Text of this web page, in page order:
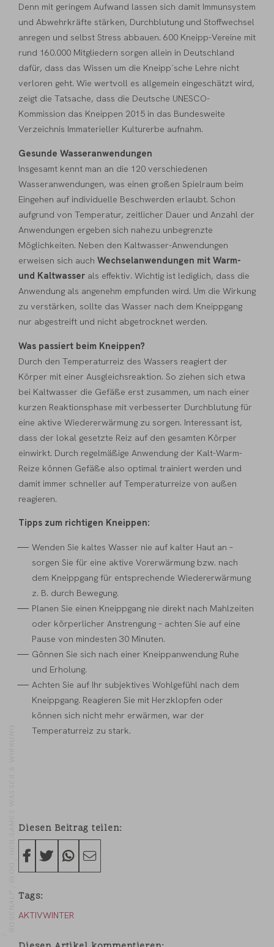
ROSENALP
HEILSAMES WASSER & WIRKUNG
Denn mit geringem Aufwand lassen sich damit Immunsystem
und Abwehrkräfte stärken, Durchblutung und Stoffwechsel
anregen und selbst Stress abbauen. 600 Kneipp-Vereine mit
rund 160.000 Mitgliedern sorgen allein in Deutschland
dafür, dass das Wissen um die Kneipp´sche Lehre nicht
verloren geht. Wie wertvoll es allgemein eingeschätzt wird,
zeigt die Tatsache, dass die Deutsche UNESCO-
Kommission das Kneippen 2015 in das Bundesweite
Verzeichnis Immaterieller Kulturerbe aufnahm.
Gesunde Wasseranwendungen
Insgesamt kennt man an die 120 verschiedenen
Wasseranwendungen, was einen großen Spielraum beim
Eingehen auf individuelle Beschwerden erlaubt. Schon
aufgrund von Temperatur, zeitlicher Dauer und Anzahl der
Anwendungen ergeben sich nahezu unbegrenzte
Möglichkeiten. Neben den Kaltwasser-Anwendungen
erweisen sich auch Wechselanwendungen mit Warm-
und Kaltwasser als effektiv. Wichtig ist lediglich, dass die
Anwendung als angenehm empfunden wird. Um die Wirkung
zu verstärken, sollte das Wasser nach dem Kneippgang
nur abgestreift und nicht abgetrocknet werden.
Was passiert beim Kneippen?
Durch den Temperaturreiz des Wassers reagiert der
Körper mit einer Ausgleichsreaktion. So ziehen sich etwa
bei Kaltwasser die Gefäße erst zusammen, um nach einer
kurzen Reaktionsphase mit verbesserter Durchblutung für
eine aktive Wiedererwärmung zu sorgen. Interessant ist,
dass der lokal gesetzte Reiz auf den gesamten Körper
einwirkt. Durch regelmäßige Anwendung der Kalt-Warm-
Reize können Gefäße also optimal trainiert werden und
damit immer schneller auf Temperaturreize von außen
reagieren.
Tipps zum richtigen Kneippen:
Wenden Sie kaltes Wasser nie auf kalter Haut an –
sorgen Sie für eine aktive Vorerwärmung bzw. nach
dem Kneippgang für entsprechende Wiedererwärmung
z. B. durch Bewegung.
Planen Sie einen Kneippgang nie direkt nach Mahlzeiten
oder körperlicher Anstrengung – achten Sie auf eine
Pause von mindesten 30 Minuten.
Gönnen Sie sich nach einer Kneippanwendung Ruhe
und Erholung.
Achten Sie auf Ihr subjektives Wohlgefühl nach dem
Kneippgang. Reagieren Sie mit Herzklopfen oder
können sich nicht mehr erwärmen, war der
Temperaturreiz zu stark.
Diesen Beitrag teilen
Tags
AKTIVWINTER